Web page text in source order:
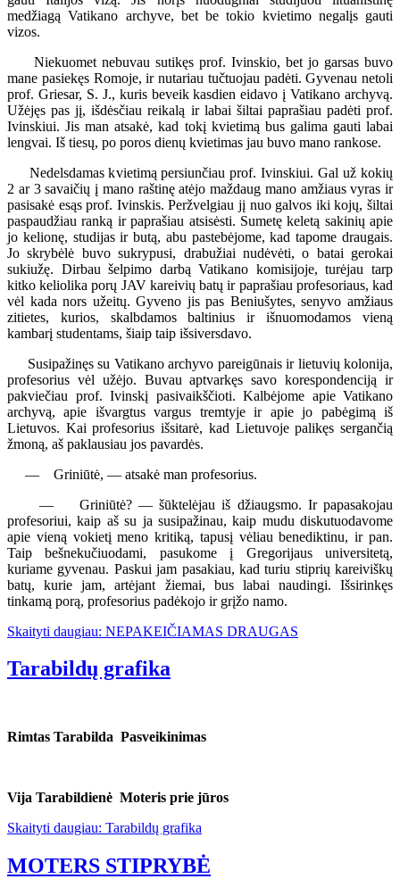
medžiagą Vatikano archyve, bet be tokio kvietimo negalįs gauti
vizos.
Niekuomet nebuvau sutikęs prof. Ivinskio, bet jo garsas buvo
mane pasiekęs Romoje, ir nutariau tučtuojau padėti. Gyvenau netoli
prof. Griesar, S. J., kuris beveik kasdien eidavo į Vatikano archyvą.
Užėjęs pas jį, išdėsčiau reikalą ir labai šiltai paprašiau padėti prof.
Ivinskiui. Jis man atsakė, kad tokį kvietimą bus galima gauti labai
lengvai. Iš tiesų, po poros dienų kvietimas jau buvo mano rankose.
Nedelsdamas kvietimą persiunčiau prof. Ivinskiui. Gal už kokių
2 ar 3 savaičių į mano raštinę atėjo maždaug mano amžiaus vyras ir
pasisakė esąs prof. Ivinskis. Peržvelgiau jį nuo galvos iki kojų, šiltai
paspaudžiau ranką ir paprašiau atsisėsti. Sumetę keletą sakinių apie
jo kelionę, studijas ir butą, abu pastebėjome, kad tapome draugais.
Jo skrybėlė buvo sukrypusi, drabužiai nudėvėti, o batai gerokai
sukiužę. Dirbau šelpimo darbą Vatikano komisijoje, turėjau tarp
kitko keliolika porų JAV kareivių batų ir paprašiau profesoriaus, kad
vėl kada nors užeitų. Gyveno jis pas Beniušytes, senyvo amžiaus
zitietes, kurios, skalbdamos baltinius ir išnuomodamos vieną
kambarį studentams, šiaip taip išsiversdavo.
Susipažinęs su Vatikano archyvo pareigūnais ir lietuvių kolonija,
profesorius vėl užėjo. Buvau aptvarkęs savo korespondenciją ir
pakviečiau prof. Ivinskį pasivaikščioti. Kalbėjome apie Vatikano
archyvą, apie išvargtus vargus tremtyje ir apie jo pabėgimą iš
Lietuvos. Kai profesorius išsitarė, kad Lietuvoje palikęs sergančią
žmoną, aš paklausiau jos pavardės.
— Griniūtė, — atsakė man profesorius.
— Griniūtė? — šūktelėjau iš džiaugsmo. Ir papasakojau
profesoriui, kaip aš su ja susipažinau, kaip mudu diskutuodavome
apie vieną vokietį meno kritiką, tapusį vėliau benediktinu, ir pan.
Taip bešnekučiuodami, pasukome į Gregorijaus universitetą,
kuriame gyvenau. Paskui jam pasakiau, kad turiu stiprių kareiviškų
batų, kurie jam, artėjant žiemai, bus labai naudingi. Išsirinkęs
tinkamą porą, profesorius padėkojo ir grįžo namo.
Skaityti daugiau: NEPAKEIČIAMAS DRAUGAS
Tarabildų grafika
Rimtas Tarabilda Pasveikinimas
Vija Tarabildienė Moteris prie jūros
Skaityti daugiau: Tarabildų grafika
MOTERS STIPRYBĖ